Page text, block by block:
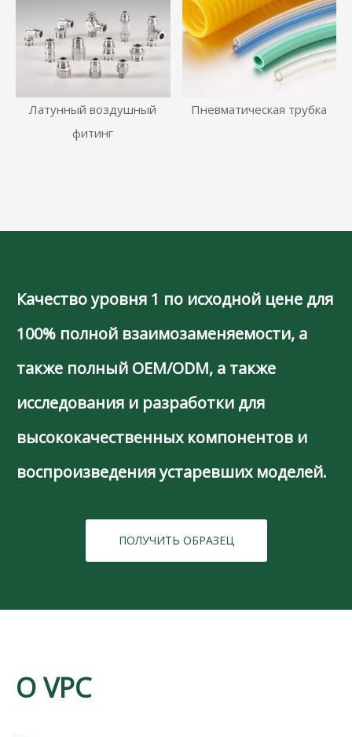
Латунный воздушный
фитинг
Пневматическая трубка
Качество уровня 1 по исходной цене для
100% полной взаимозаменяемости, а
также полный OEM/ODM, а также
исследования и разработки для
высококачественных компонентов и
воспроизведения устаревших моделей.
ПОЛУЧИТЬ ОБРАЗЕЦ
О VPC